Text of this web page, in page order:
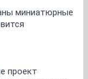
миниатюрные
проект